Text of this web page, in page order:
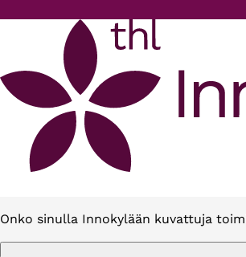
Onko sinulla Innokylään kuvattuja